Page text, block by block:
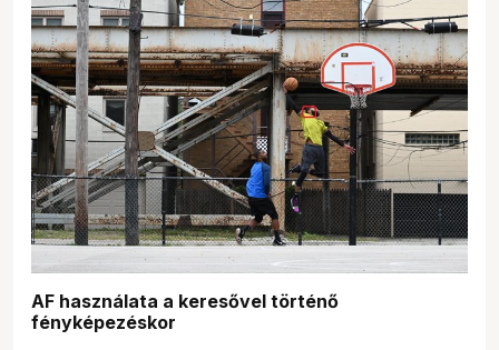
AF használata a keresővel történő
fényképezéskor